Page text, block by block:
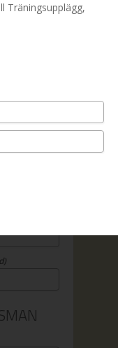
Träningsupplägg,